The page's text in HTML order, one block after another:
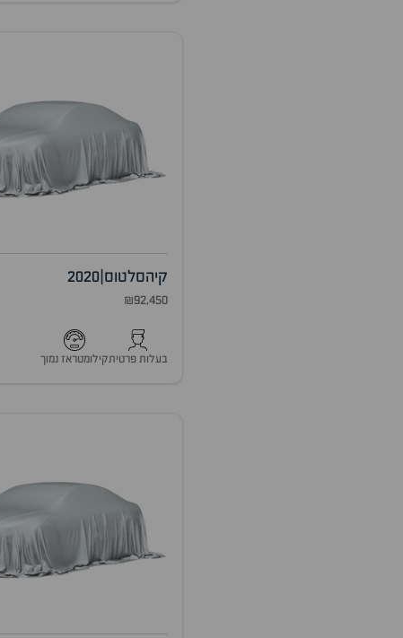
קיהסלטוס 2020
₪92,450
בעלות פרטיתקילומטראז נמוך